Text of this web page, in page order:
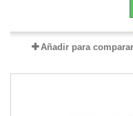
Añadir para comparar